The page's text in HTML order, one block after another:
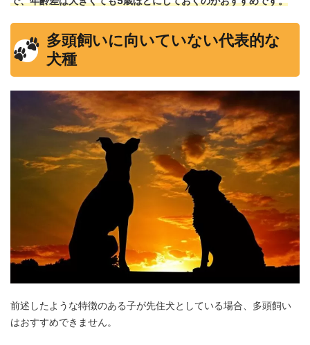
多頭飼いに向いていない代表的な
犬種
前述したような特徴のある子が先住犬としている場合、多頭飼い
はおすすめできません。